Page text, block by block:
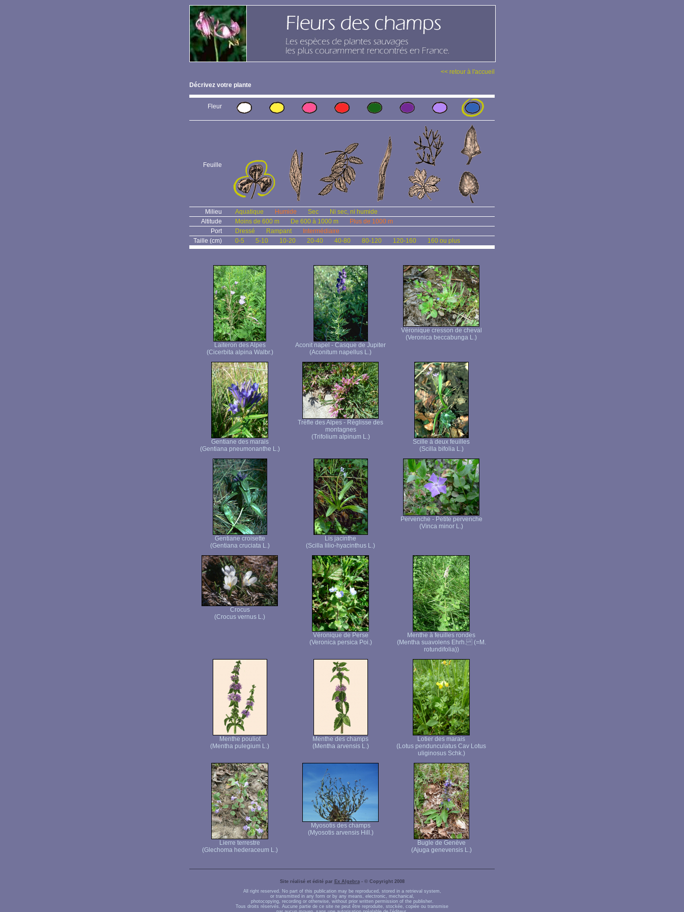
<< retour à l'accueil
Décrivez votre plante
Fleur
Feuille
Milieu Aquatique Humide Sec
Ni sec, ni humide
Altitude
Moins de 600 m De 600 à 1000 m
Plus de 1000 m
Port
Dressé Rampant
Intermédiaire
Taille (cm)
0-5 5-10 10-20 20-40 40-80 80-120 120-160 160 ou plus
Laiteron des Alpes
(Cicerbita alpina Walbr.)
Aconit napel - Casque de Jupiter
(Aconitum napellus L.)
Véronique cresson de cheval
(Veronica beccabunga L.)
Gentiane des marais
(Gentiana pneumonanthe L.)
Trèfle des Alpes - Réglisse des
montagnes
(Trifolium alpinum L.)
Scille à deux feuilles
(Scilla bifolia L.)
Gentiane croisette
(Gentiana cruciata L.)
Lis jacinthe
(Scilla lilio-hyacinthus L.)
Pervenche - Petite pervenche
(Vinca minor L.)
Crocus
(Crocus vernus L.)
Véronique de Perse
(Veronica persica Poi.)
Menthe à feuilles rondes
(Mentha suavolens Ehrh. (=M.
rotundifolia))
Menthe pouliot
(Mentha pulegium L.)
Menthe des champs
(Mentha arvensis L.)
Lotier des marais
(Lotus pendunculatus Cav Lotus
uliginosus Schk.)
Lierre terrestre
(Glechoma hederaceum L.)
Myosotis des champs
(Myosotis arvensis Hill.)
Bugle de Genève
(Ajuga genevensis L.)
Site réalisé et édité par Ex Algebra- © Copyright 2008
All right reserved. No part of this publication may be reproduced, stored in a retrieval system,
or transmitted in any form or by any means, electronic, mechanical,
photocopying, recording or otherwise, without prior written permission of the publisher.
Tous droits réservés. Aucune partie de ce site ne peut être reproduite, stockée, copiée ou transmise